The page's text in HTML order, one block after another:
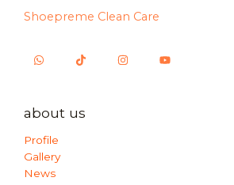
Shoepreme Clean Care
about us
Profile
Gallery
News